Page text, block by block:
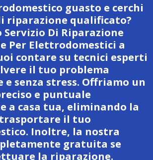
guasto e cerchi
riparazione qualificato?
Di Riparazione
Per Elettrodomestici a
contare su tecnici esperti
il tuo problema
senza stress. Offriamo un
e puntuale
a casa tua, eliminando la
il tuo
Inoltre, la nostra
gratuita se
la riparazione.